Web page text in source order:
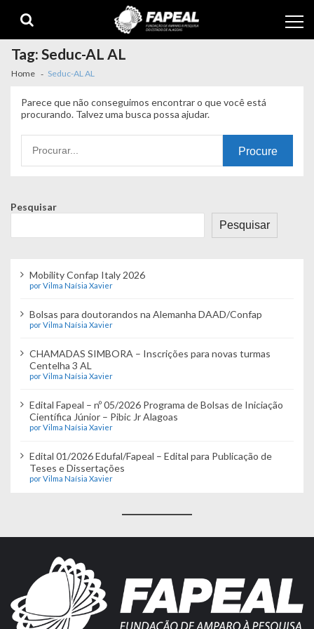
navigation
content
Tag:Seduc-AL AL
Home Seduc-AL AL
Parece que não conseguimos encontrar o que você está
procurando. Talvez uma busca possa ajudar.
por:
Pesquisar
Pesquisar
Mobility Confap Italy 2026
por Vilma Naísia Xavier
Bolsas para doutorandos na Alemanha DAAD/Confap
por Vilma Naísia Xavier
CHAMADAS SIMBORA – Inscrições para novas turmas
Centelha 3 AL
por Vilma Naísia Xavier
Edital Fapeal – nº 05/2026 Programa de Bolsas de Iniciação
Científica Júnior – Pibic Jr Alagoas
por Vilma Naísia Xavier
Edital 01/2026 Edufal/Fapeal – Edital para Publicação de
Teses e Dissertações
por Vilma Naísia Xavier